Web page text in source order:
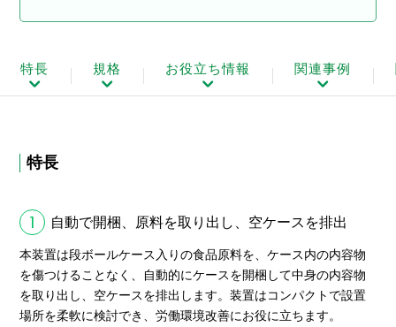
特長 規格 お役立ち情報 関連事例
特長
1 自動で開梱、原料を取り出し、空ケースを排出
本装置は段ボールケース入りの食品原料を、ケース内の内容物
を傷つけることなく、自動的にケースを開梱して中身の内容物
を取り出し、空ケースを排出します。装置はコンパクトで設置
場所を柔軟に検討でき、労働環境改善にお役に立ちます。